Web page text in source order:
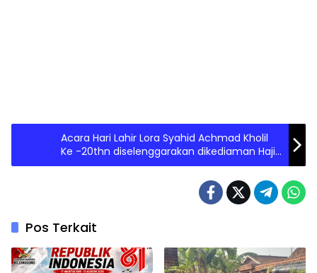
Acara Hari Lahir Lora Syahid Achmad Kholil
Ke -20thn diselenggarakan dikediaman Haji
Achmad Kecamatan Muncar.
Pos Terkait